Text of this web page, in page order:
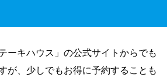
ーキハウス」の公式サイトからでも
が、少しでもお得に予約することも